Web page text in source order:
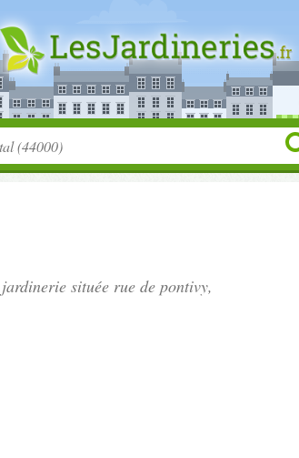
située rue de pontivy,